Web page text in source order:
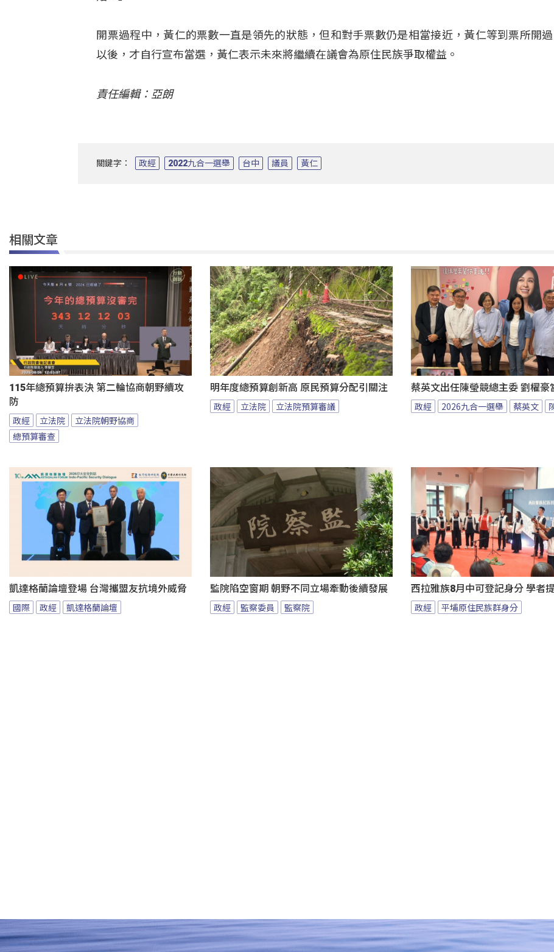
開票過程中，黃仁的票數一直是領先的狀態，但和對手票數仍是相當接近，黃仁等到票所開
以後，才自行宣布當選，黃仁表示未來將繼續在議會為原住民族爭取權益。
責任編輯：亞朗
關鍵字： 政經 2022九合一選舉 台中 議員 黃仁
相關文章
115年總預算拚表決 第二輪協商朝野續攻
防
政經 立法院
立法院朝野協商
總預算審查
明年度總預算創新高 原民預算分配引關注
政經 立法院 立法院預算審議
蔡英文出任陳瑩競總主委 劉櫂豪
政經 2026九合一選舉 蔡英文
凱達格蘭論壇登場 台灣攜盟友抗境外威脅
國際 政經 凱達格蘭論壇
監院陷空窗期 朝野不同立場牽動後續發展
政經 監察委員 監察院
西拉雅族8月中可登記身分 學者
政經 平埔原住民族群身分